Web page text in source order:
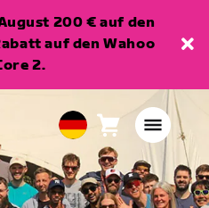
200 € auf den
auf den Wahoo
2.
European
Union
Deutsch
Warenkorb
Artikel